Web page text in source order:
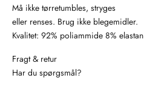
Må ikke tørretumbles, stryges
eller renses. Brug ikke blegemidler.
Kvalitet: 92% poliammide 8% elastan
Fragt & retur
Har du spørgsmål?